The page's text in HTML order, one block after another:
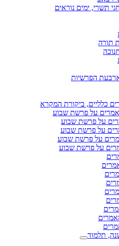
תשרי, ימים נוראים
תורה
הפרשיות
כלליים, ביקורת המקרא
על פרשת שבוע
על פרשת שבוע
על פרשת שבוע
על פרשת שבוע
על פרשת שבוע
תלמוד